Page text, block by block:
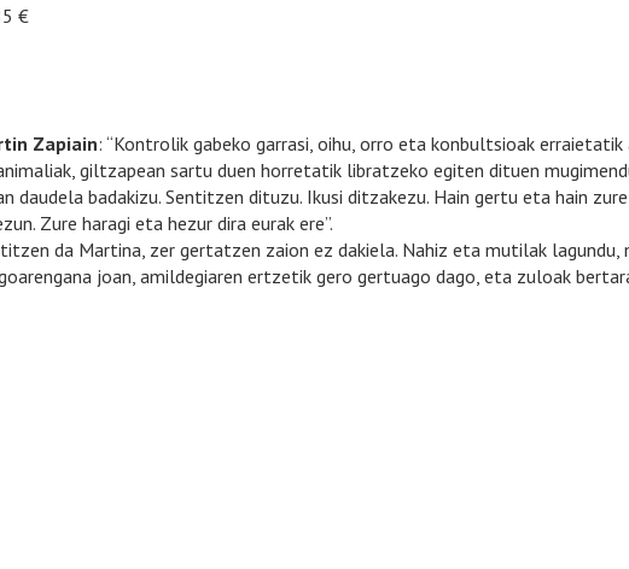
€
Zapiain: “Kontrolik gabeko garrasi, oihu, orro eta konbultsioak
giltzapean sartu duen horretatik libratzeko egiten dituen
daudela badakizu. Sentitzen dituzu. Ikusi ditzakezu. Hain gertu eta hain
Zure haragi eta hezur dira eurak ere”.
da Martina, zer gertatzen zaion ez dakiela. Nahiz eta mutilak lagundu,
joan, amildegiaren ertzetik gero gertuago dago, eta zuloak